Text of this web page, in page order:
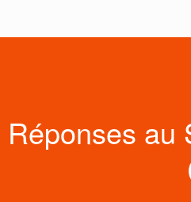
Réponses au